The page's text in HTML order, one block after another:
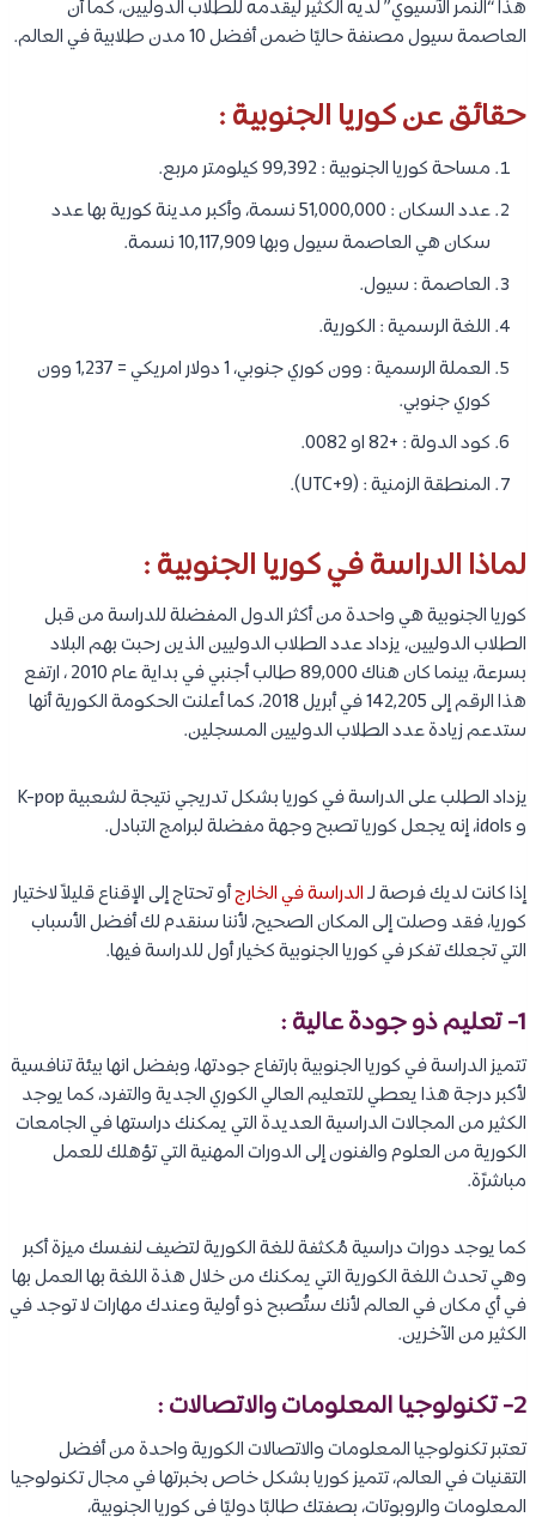
هذا “النمر الآسيوي” لديه الكثير ليقدمه للطلاب الدوليين، كما أن
العاصمة سيول مصنفة حاليًا ضمن أفضل 10 مدن طلابية في العالم.
حقائق عن كوريا الجنوبية :
مساحة كوريا الجنوبية : 99,392 كيلومتر مربع.
عدد السكان : 51,000,000 نسمة، وأكبر مدينة كورية بها عدد
سكان هي العاصمة سيول وبها 10,117,909 نسمة.
العاصمة : سيول.
اللغة الرسمية : الكورية.
العملة الرسمية : وون كوري جنوبي، 1 دولار امريكي = 1,237 وون
كوري جنوبي.
كود الدولة : +82 او 0082.
المنطقة الزمنية : (UTC+9).
لماذا الدراسة في كوريا الجنوبية :
كوريا الجنوبية هي واحدة من أكثر الدول المفضلة للدراسة من قبل
الطلاب الدوليين، يزداد عدد الطلاب الدوليين الذين رحبت بهم البلاد
بسرعة، بينما كان هناك 89,000 طالب أجنبي في بداية عام 2010 ، ارتفع
هذا الرقم إلى 142,205 في أبريل 2018، كما أعلنت الحكومة الكورية أنها
ستدعم زيادة عدد الطلاب الدوليين المسجلين.
يزداد الطلب على الدراسة في كوريا بشكل تدريجي نتيجة لشعبية K-pop
و idols، إنه يجعل كوريا تصبح وجهة مفضلة لبرامج التبادل.
إذا كانت لديك فرصة لـالدراسة في الخارجأو تحتاج إلى الإقناع قليلاً لاختيار
كوريا، فقد وصلت إلى المكان الصحيح، لأننا سنقدم لك أفضل الأسباب
التي تجعلك تفكر في كوريا الجنوبية كخيار أول للدراسة فيها.
1- تعليم ذو جودة عالية :
تتميز الدراسة في كوريا الجنوبية بارتفاع جودتها، وبفضل انها بيئة تنافسية
لأكبر درجة هذا يعطي للتعليم العالي الكوري الجدية والتفرد، كما يوجد
الكثير من المجالات الدراسية العديدة التي يمكنك دراستها في الجامعات
الكورية من العلوم والفنون إلى الدورات المهنية التي تؤهلك للعمل
مباشرًة.
كما يوجد دورات دراسية مُكثفة للغة الكورية لتضيف لنفسك ميزة أكبر
وهي تحدث اللغة الكورية التي يمكنك من خلال هذة اللغة بها العمل بها
في أي مكان في العالم لأنك ستُصبح ذو أولية وعندك مهارات لا توجد في
الكثير من الآخرين.
2- تكنولوجيا المعلومات والاتصالات :
تعتبر تكنولوجيا المعلومات والاتصالات الكورية واحدة من أفضل
التقنيات في العالم، تتميز كوريا بشكل خاص بخبرتها في مجال تكنولوجيا
المعلومات والروبوتات، بصفتك طالبًا دوليًا في كوريا الجنوبية،